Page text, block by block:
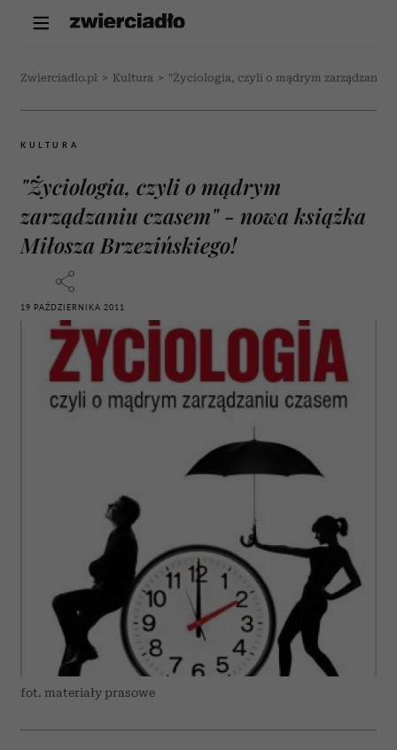
Zwierciadlo.pl > Kultura > "Życiologia, czyli o mądrym zarządzaniu
KULTURA
"Życiologia, czyli o mądrym
zarządzaniu czasem" - nowa książka
Miłosza Brzezińskiego!
19 PAŹDZIERNIKA 2011
fot. materiały prasowe